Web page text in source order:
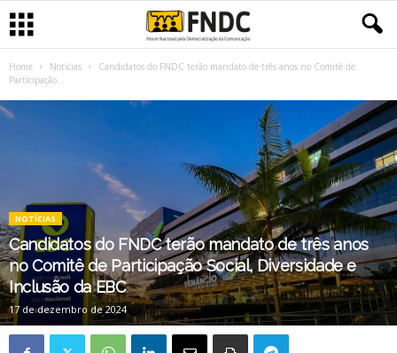
Home Notícias
Candidatos do FNDC terão mandato de três anos no Comitê de
Participação...
NOTÍCIAS
Candidatos do FNDC terão mandato de três anos
no Comitê de Participação Social, Diversidade e
Inclusão da EBC
17 de dezembro de 2024